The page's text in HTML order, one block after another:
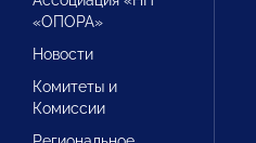
«ОПОРА»
Новости
Комитеты и
Комиссии